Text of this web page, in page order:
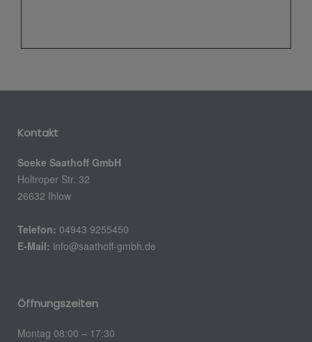
Kontakt
Soeke Saathoff GmbH
Holtroper Str. 32
26632 Ihlow
Telefon: 04943 9255450
E-Mail: info@saathoff-gmbh.de
Öffnungszeiten
Montag 08:00 – 17:30